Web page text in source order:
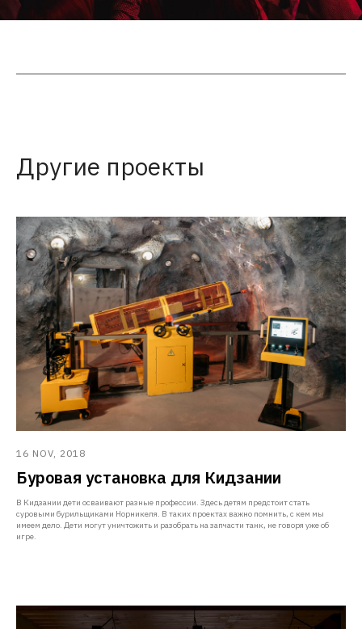
Другие проекты
16 NOV, 2018
Буровая установка для Кидзании
В Кидзании дети осваивают разные профессии. Здесь детям предстоит стать
суровыми бурильщиками Норникеля. В таких проектах важно помнить, с кем мы
имеем дело. Дети могут уничтожить и разобрать на запчасти танк, не говоря уже об
игре.